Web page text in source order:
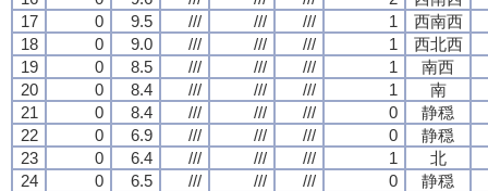
17
0 9.5 /// /// /// 1
西南西
18
0 9.0 /// /// /// 1
西北西
19
0 8.5 /// /// /// 1
南西
20
0 8.4 /// /// /// 1
南
21
0 8.4 /// /// /// 0
静穏
22
0 6.9 /// /// /// 0
静穏
23
0 6.4 /// /// /// 1
北
24
0 6.5 /// /// /// 0 静穏